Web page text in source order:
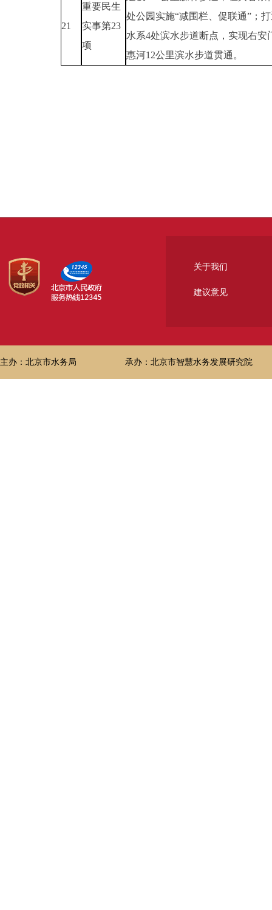
21
重要民生
实事第23
项
处公园实施“减围栏、促联通”；
水系4处滨水步道断点，实现右安
惠河12公里滨水步道贯通。
关于我们
建议意见
主办：北京市水务局 承办：北京市智慧水务发展研究院